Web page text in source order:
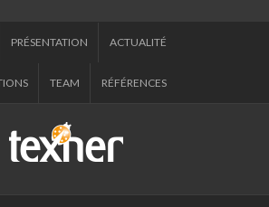
PRÉSENTATION ACTUALITÉ
TEAM RÉFÉRENCES